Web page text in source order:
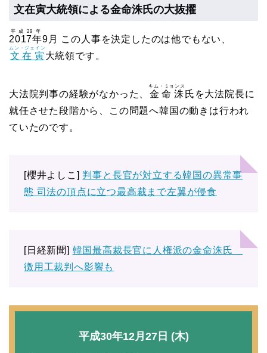
文在寅大統領による金命洙氏の大抜擢
2017年
平成29年
9月 この人事を決定したのは他でもない、
文在寅
ムン・ジェイン
大統領です。
大法院判事の経験がなかった、 金命洙
キム・ミョンス
氏を大法院長に
就任させた段階から、この問題へ韓国の動きは行われ
ていたのです。
[櫻井よしこ] 判事と長官が対立する韓国の異常事
態 司法の頂点に立つ最高裁まで左翼が侵食
[日経新聞] 韓国最高裁長官に人権派の金命洙氏
徴用工裁判へ影響も
平成30年12月27日 (木)